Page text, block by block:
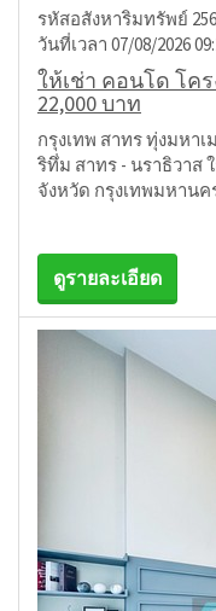
รหัสอสังหาริมทรัพย์
วันที่เวลา 07/08/2026
ให้เช่า คอนโด โค
22,000 บาท
กรุงเทพ สาทร ทุ่งมหา
ริทึ่ม สาทร - นราธิวาส
จังหวัด กรุงเทพมหานค
ดูรายละเอียด